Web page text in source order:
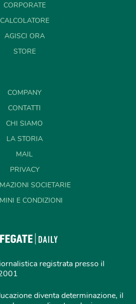
CORPORATE
CALCOLATORE
AGISCI ORA
STORE
COMPANY
CONTATTI
CHI SIAMO
LA STORIA
MAIL
PRIVACY
SOCIETARIE
E CONDIZIONI
registrata presso il
diventa determinazione, il